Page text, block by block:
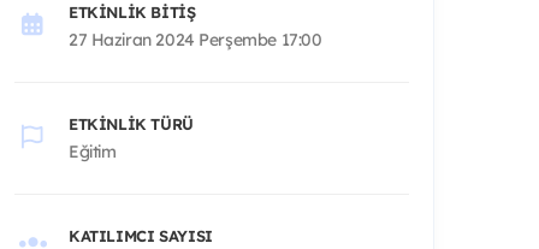
ETKINLIK BITIŞ
27 Haziran 2024 Perşembe 17:00
ETKINLIK TÜRÜ
Eğitim
KATILIMCI SAYISI